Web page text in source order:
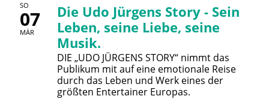
SO
07
MÄR
Die Udo Jürgens Story - Sein
Leben, seine Liebe, seine
Musik.
DIE „UDO JÜRGENS STORY“ nimmt das
Publikum mit auf eine emotionale Reise
durch das Leben und Werk eines der
größten Entertainer Europas.